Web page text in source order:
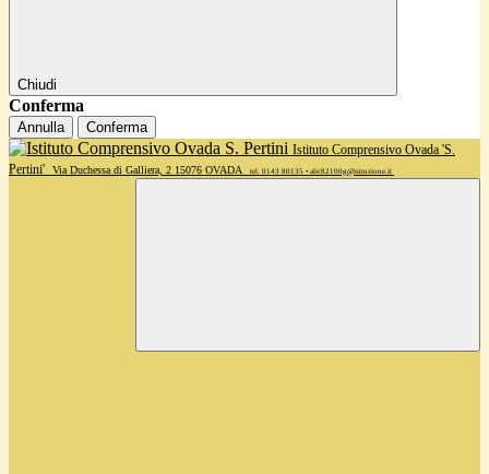
Chiudi
Conferma
Annulla Conferma
Istituto Comprensivo Ovada 'S.
Pertini'
Via Duchessa di Galliera, 2 15076 OVADA tel. 0143 80135 • alic82100g@istruzione.it